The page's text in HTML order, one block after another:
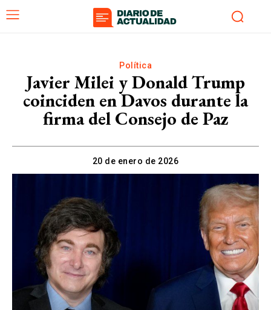
Política
Javier Milei y Donald Trump
coinciden en Davos durante la
firma del Consejo de Paz
20 de enero de 2026